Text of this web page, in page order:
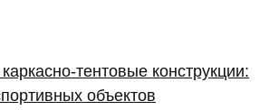
конструкции:
объектов